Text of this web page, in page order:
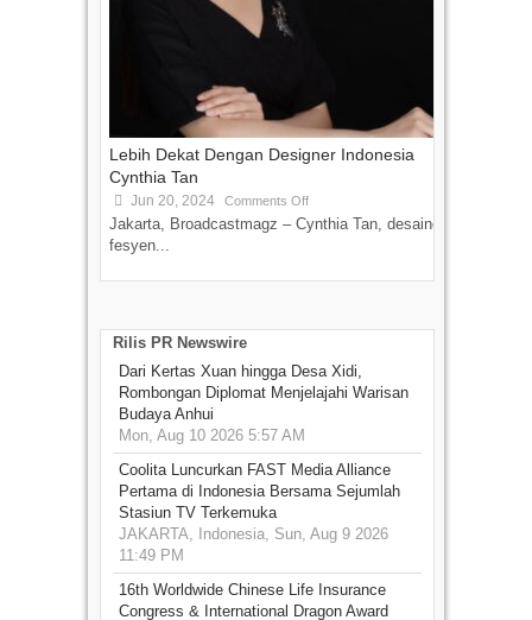
Lebih Dekat Dengan Designer Indonesia
Cynthia Tan
Jun 20, 2024 Comments Off
Jakarta, Broadcastmagz – Cynthia Tan, desainer
fesyen...
Rilis PR Newswire
Dari Kertas Xuan hingga Desa Xidi,
Rombongan Diplomat Menjelajahi Warisan
Budaya Anhui
Mon, Aug 10 2026 5:57 AM
Coolita Luncurkan FAST Media Alliance
Pertama di Indonesia Bersama Sejumlah
Stasiun TV Terkemuka
JAKARTA, Indonesia, Sun, Aug 9 2026
11:49 PM
16th Worldwide Chinese Life Insurance
Congress & International Dragon Award